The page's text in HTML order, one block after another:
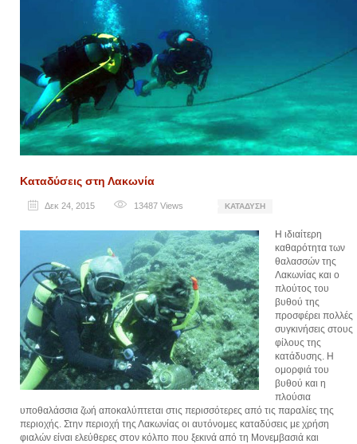
Καταδύσεις στη Λακωνία
Δεκ 24, 2015 13487 Views ΚΑΤΆΔΥΣΗ
Η ιδιαίτερη
καθαρότητα των
θαλασσών της
Λακωνίας και ο
πλούτος του
βυθού της
προσφέρει πολλές
συγκινήσεις στους
φίλους της
κατάδυσης. Η
ομορφιά του
βυθού και η
πλούσια
υποθαλάσσια ζωή αποκαλύπτεται στις περισσότερες από τις παραλίες της
περιοχής. Στην περιοχή της Λακωνίας οι αυτόνομες καταδύσεις με χρήση
φιαλών είναι ελεύθερες στον κόλπο που ξεκινά από τη Μονεμβασιά και